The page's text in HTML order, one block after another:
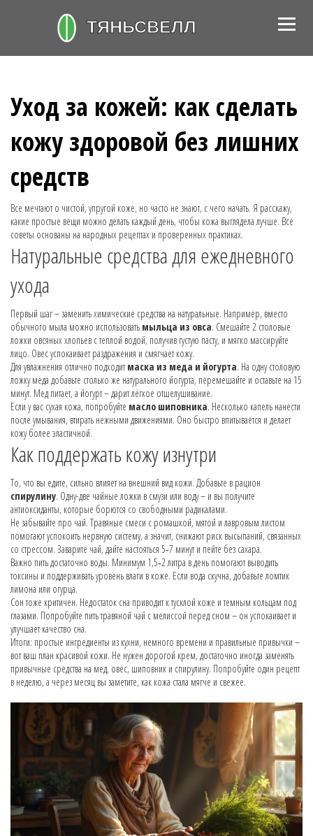
Уход за кожей: как сделать
кожу здоровой без лишних
средств
Все мечтают о чистой, упругой коже, но часто не знают, с чего начать. Я расскажу,
какие простые вещи можно делать каждый день, чтобы кожа выглядела лучше. Все
советы основаны на народных рецептах и проверенных практиках.
Натуральные средства для ежедневного
ухода
Первый шаг – заменить химические средства на натуральные. Например, вместо
обычного мыла можно использовать мыльца из овса. Смешайте 2 столовые
ложки овсяных хлопьев с теплой водой, получив густую пасту, и мягко массируйте
лицо. Овес успокаивает раздражения и смягчает кожу.
Для увлажнения отлично подходитмаска из меда и йогурта. На одну столовую
ложку меда добавьте столько же натурального йогурта, перемешайте и оставьте на 15
минут. Мед питает, а йогурт – дарит лёгкое отшелушивание.
Если у вас сухая кожа, попробуйте масло шиповника. Несколько капель нанести
после умывания, втирать нежными движениями. Оно быстро впитывается и делает
кожу более эластичной.
Как поддержать кожу изнутри
То, что вы едите, сильно влияет на внешний вид кожи. Добавьте в рацион
спирулину. Одну-две чайные ложки в смузи или воду – и вы получите
антиоксиданты, которые борются со свободными радикалами.
Не забывайте про чай. Травяные смеси с ромашкой, мятой и лавровым листом
помогают успокоить нервную систему, а значит, снижают риск высыпаний, связанных
со стрессом. Заварите чай, дайте настояться 5‑7 минут и пейте без сахара.
Важно пить достаточно воды. Минимум 1,5‑2 литра в день помогают выводить
токсины и поддерживать уровень влаги в коже. Если вода скучна, добавьте ломтик
лимона или огурца.
Сон тоже критичен. Недостаток сна приводит к тусклой коже и темным кольцам под
глазами. Попробуйте пить травяной чай с мелиссой перед сном – он успокаивает и
улучшает качество сна.
Итоги: простые ингредиенты из кухни, немного времени и правильные привычки –
вот ваш план красивой кожи. Не нужен дорогой крем, достаточно иногда заменять
привычные средства на мед, овес, шиповник и спирулину. Попробуйте один рецепт
в неделю, а через месяц вы заметите, как кожа стала мягче и свежее.